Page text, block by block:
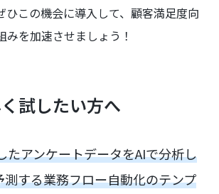
ひこの機会に導入して、顧客満足度向
みを加速させましょう！
試したい方へ
たアンケートデータをAIで分析し
測する業務フロー自動化のテンプ